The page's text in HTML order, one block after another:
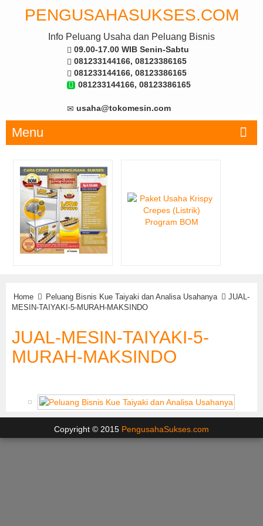
PENGUSAHASUKSES.COM
Info Peluang Usaha dan Peluang Bisnis
09.00-17.00 WIB Senin-Sabtu
081233144166, 08123386165
081233144166, 08123386165
081233144166, 08123386165
usaha@tokomesin.com
Menu
Home Peluang Bisnis Kue Taiyaki dan Analisa Usahanya
JUAL-
MESIN-TAIYAKI-5-MURAH-MAKSINDO
JUAL-MESIN-TAIYAKI-5-
MURAH-MAKSINDO
Copyright © 2015 PengusahaSukses.com